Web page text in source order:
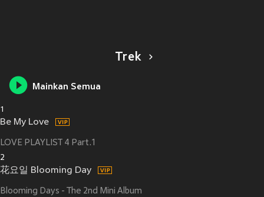
Trek
Mainkan Semua
1
Be My Love
LOVE PLAYLIST 4 Part.1
2
花요일 Blooming Day
Blooming Days - The 2nd Mini Album